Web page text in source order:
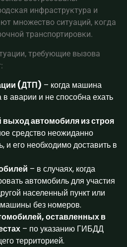
инфраструктура и
множество ситуаций, когда
транспортировки.
требующие вызова
(ДТП) – когда машина
аварии и не способна ехать
автомобиля из строя
средство неожиданно
и его необходимо доставить в
– в случаях, когда
автомобиль для участия
населенный пункт или
без номеров.
оставленных в
– по указанию ГИБДД
территорией.